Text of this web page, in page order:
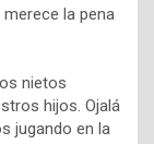
la pena
nietos
hijos. Ojalá
jugando en la